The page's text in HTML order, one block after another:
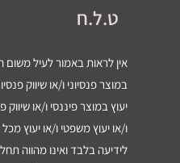
ט.ל.ח
אין לראות באמור לעיל משום
במוצר פנסיוני ו/או שיווק
יעוץ במוצר פיננסי ו/או שיווק
ו/או יעוץ משפטי ו/או יעוץ
לידיעה בלבד ואינו מהווה